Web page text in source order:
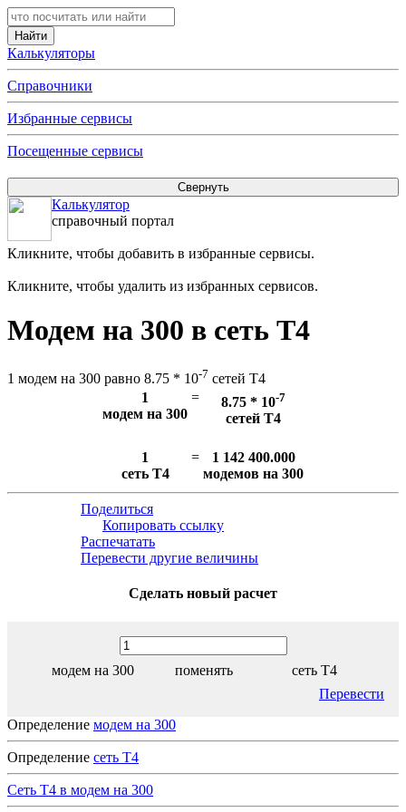
Калькуляторы
Справочники
Избранные сервисы
Посещенные сервисы
Калькулятор
справочный портал
Кликните, чтобы добавить в избранные сервисы.
Кликните, чтобы удалить из избранных сервисов.
Модем на 300 в сеть T4
1 модем на 300 равно 8.75 * 10-7 сетей T4
1
модем на 300
= 8.75 * 10-7
сетей T4
1
сеть T4
=
1 142 400.000
модемов на 300
Поделиться
Копировать ссылку
Распечатать
Перевести другие величины
Сделать новый расчет
модем на 300 поменять
сеть T4
Перевести
Определение модем на 300
Определение сеть T4
Сеть T4 в модем на 300